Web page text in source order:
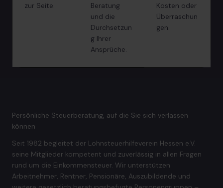
zur Seite.
Beratung
und die
Durchsetzun
g Ihrer
Ansprüche.
Kosten oder
Überraschun
gen.
Persönliche Steuerberatung, auf die Sie sich verlassen
können
Seit 1982 begleitet der Lohnsteuerhilfeverein Hessen e.V.
seine Mitglieder kompetent und zuverlässig in allen Fragen
rund um die Einkommensteuer. Wir unterstützen
Arbeitnehmer, Rentner, Pensionäre, Auszubildende und